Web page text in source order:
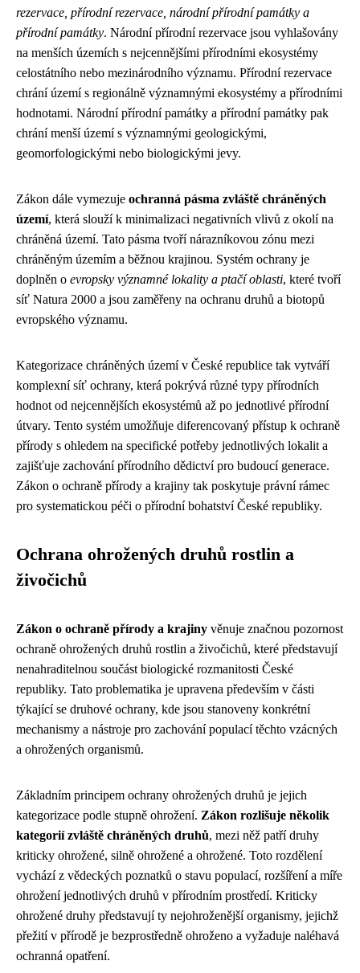
rezervace, přírodní rezervace, národní přírodní památky a
přírodní památky. Národní přírodní rezervace jsou vyhlašovány
na menších územích s nejcennějšími přírodními ekosystémy
celostátního nebo mezinárodního významu. Přírodní rezervace
chrání území s regionálně významnými ekosystémy a přírodními
hodnotami. Národní přírodní památky a přírodní památky pak
chrání menší území s významnými geologickými,
geomorfologickými nebo biologickými jevy.
Zákon dále vymezuje ochranná pásma zvláště chráněných
území, která slouží k minimalizaci negativních vlivů z okolí na
chráněná území. Tato pásma tvoří nárazníkovou zónu mezi
chráněným územím a běžnou krajinou. Systém ochrany je
doplněn o evropsky významné lokality a ptačí oblasti, které tvoří
síť Natura 2000 a jsou zaměřeny na ochranu druhů a biotopů
evropského významu.
Kategorizace chráněných území v České republice tak vytváří
komplexní síť ochrany, která pokrývá různé typy přírodních
hodnot od nejcennějších ekosystémů až po jednotlivé přírodní
útvary. Tento systém umožňuje diferencovaný přístup k ochraně
přírody s ohledem na specifické potřeby jednotlivých lokalit a
zajišťuje zachování přírodního dědictví pro budoucí generace.
Zákon o ochraně přírody a krajiny tak poskytuje právní rámec
pro systematickou péči o přírodní bohatství České republiky.
Ochrana ohrožených druhů rostlin a
živočichů
Zákon o ochraně přírody a krajiny věnuje značnou pozornost
ochraně ohrožených druhů rostlin a živočichů, které představují
nenahraditelnou součást biologické rozmanitosti České
republiky. Tato problematika je upravena především v části
týkající se druhové ochrany, kde jsou stanoveny konkrétní
mechanismy a nástroje pro zachování populací těchto vzácných
a ohrožených organismů.
Základním principem ochrany ohrožených druhů je jejich
kategorizace podle stupně ohrožení. Zákon rozlišuje několik
kategorií zvláště chráněných druhů, mezi něž patří druhy
kriticky ohrožené, silně ohrožené a ohrožené. Toto rozdělení
vychází z vědeckých poznatků o stavu populací, rozšíření a míře
ohrožení jednotlivých druhů v přírodním prostředí. Kriticky
ohrožené druhy představují ty nejohroženější organismy, jejichž
přežití v přírodě je bezprostředně ohroženo a vyžaduje naléhavá
ochranná opatření.